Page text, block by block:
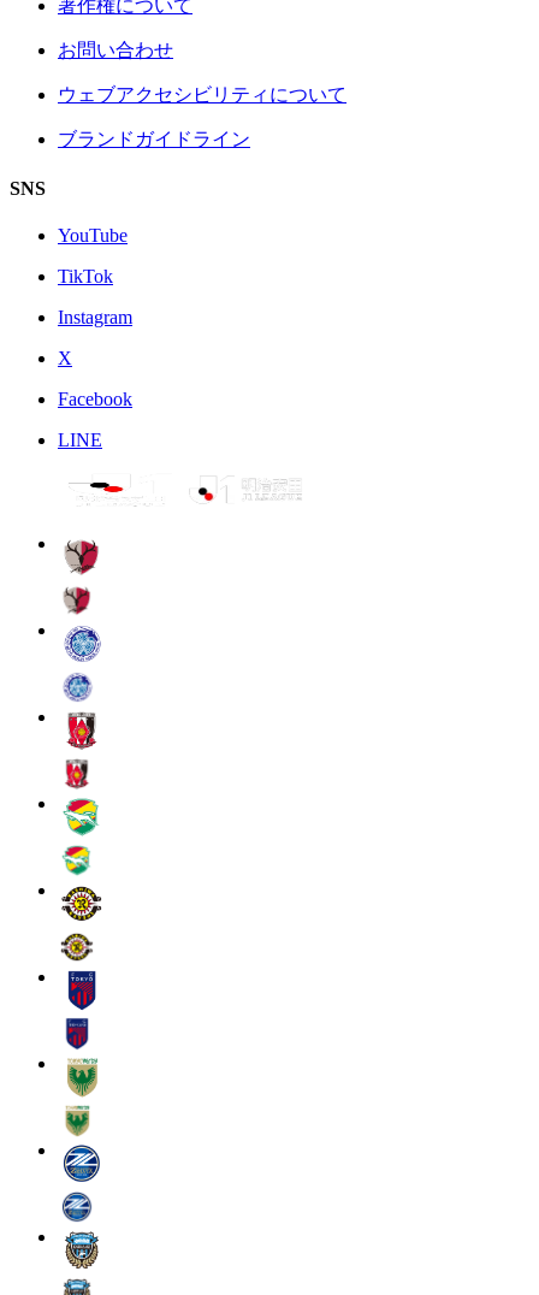
著作権について
お問い合わせ
ウェブアクセシビリティについて
ブランドガイドライン
SNS
YouTube
TikTok
Instagram
X
Facebook
LINE